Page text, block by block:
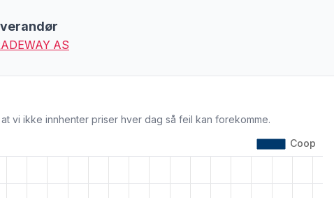
AS
vi ikke innhenter priser hver dag så feil kan forekomme.